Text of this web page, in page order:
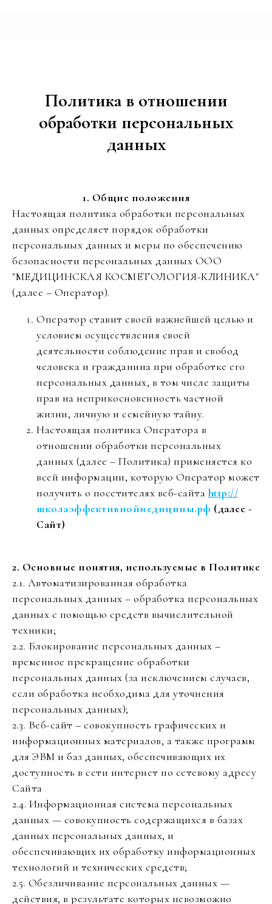
Политика в отношении
обработки персональных
данных
1. Общие положения
Настоящая политика обработки персональных
данных определяет порядок обработки
персональных данных и меры по обеспечению
безопасности персональных данных ООО
"МЕДИЦИНСКАЯ КОСМЕТОЛОГИЯ-КЛИНИКА"
(далее – Оператор).
Оператор ставит своей важнейшей целью и
условием осуществления своей
деятельности соблюдение прав и свобод
человека и гражданина при обработке его
персональных данных, в том числе защиты
прав на неприкосновенность частной
жизни, личную и семейную тайну.
Настоящая политика Оператора в
отношении обработки персональных
данных (далее – Политика) применяется ко
всей информации, которую Оператор может
получить о посетителях веб-сайта http://
школаэффективноймедицины.рф (далее -
Сайт)
2. Основные понятия, используемые в Политике
2.1. Автоматизированная обработка
персональных данных – обработка персональных
данных с помощью средств вычислительной
техники;
2.2. Блокирование персональных данных –
временное прекращение обработки
персональных данных (за исключением случаев,
если обработка необходима для уточнения
персональных данных);
2.3. Веб-сайт – совокупность графических и
информационных материалов, а также программ
для ЭВМ и баз данных, обеспечивающих их
доступность в сети интернет по сетевому адресу
Сайта
2.4. Информационная система персональных
данных — совокупность содержащихся в базах
данных персональных данных, и
обеспечивающих их обработку информационных
технологий и технических средств;
2.5. Обезличивание персональных данных —
действия, в результате которых невозможно